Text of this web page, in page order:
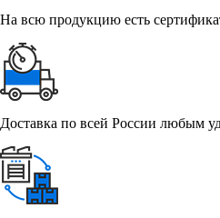
На всю продукцию есть
Доставка по всей России любым